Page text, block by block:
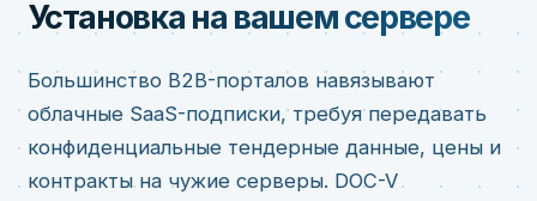
Установка на вашем сервере
Большинство B2B-порталов навязывают
облачные SaaS-подписки, требуя передавать
конфиденциальные тендерные данные, цены и
контракты на чужие серверы. DOC-V